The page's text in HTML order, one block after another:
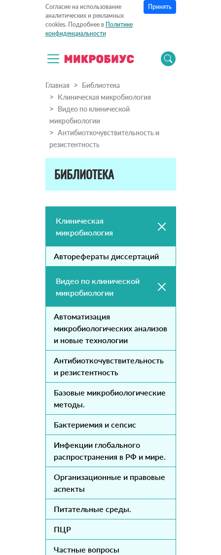
Согласие на использование
аналитических и рекламных
cookies. Подробнее в Политике
конфиденциальности
Принять
Главная
Библиотека
Клиническая микробиология
Видео по клинической
микробиологии
Антибиоткочувствительность и
резистентность
БИБЛИОТЕКА
Клиническая
микробиология
Авторефераты диссертаций
Видео по клинической
микробиологии
Автоматизация
микробиологических анализов
и новые технологии
Антибиоткочувствительность
и резистентность
Базовые микробиологические
методы.
Бактериемия и сепсис
Инфекции глобального
распространения в РФ и мире.
Организационные и правовые
аспекты
Питательные среды.
ПЦР
Частные вопросы